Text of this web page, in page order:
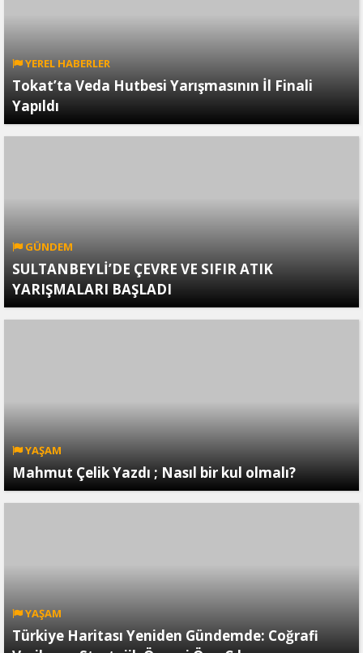
YEREL HABERLER
Tokat’ta Veda Hutbesi Yarışmasının İl Finali
Yapıldı
GÜNDEM
SULTANBEYLİ’DE ÇEVRE VE SIFIR ATIK
YARIŞMALARI BAŞLADI
YAŞAM
Mahmut Çelik Yazdı ; Nasıl bir kul olmalı?
YAŞAM
Türkiye Haritası Yeniden Gündemde: Coğrafi